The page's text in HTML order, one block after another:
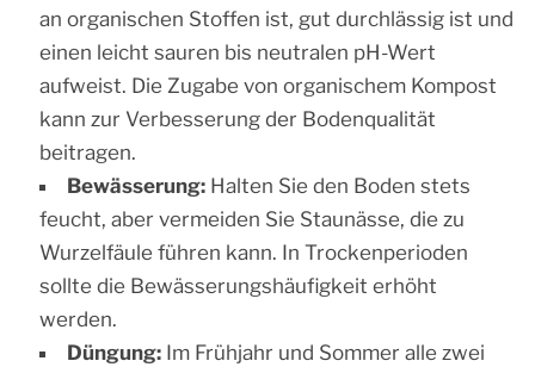
an organischen Stoffen ist, gut durchlässig ist und
einen leicht sauren bis neutralen pH-Wert
aufweist. Die Zugabe von organischem Kompost
kann zur Verbesserung der Bodenqualität
beitragen.
Bewässerung:Halten Sie den Boden stets
feucht, aber vermeiden Sie Staunässe, die zu
Wurzelfäule führen kann. In Trockenperioden
sollte die Bewässerungshäufigkeit erhöht
werden.
Düngung:Im Frühjahr und Sommer alle zwei